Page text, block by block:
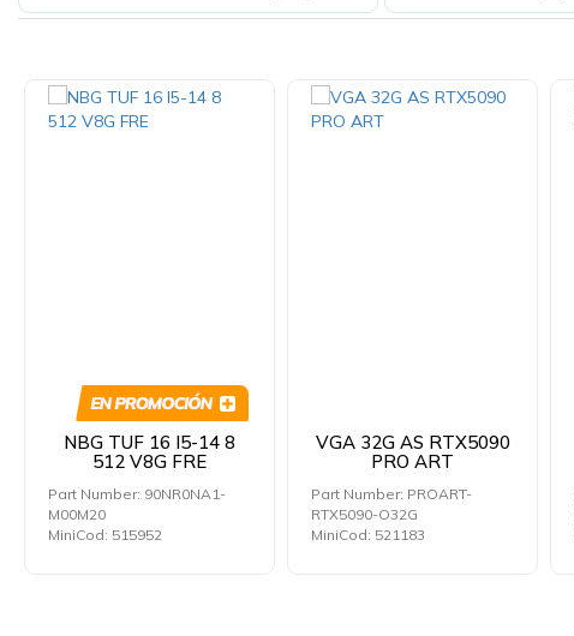
NBG TUF 16 I5-14 8
512 V8G FRE
Part Number: 90NR0NA1-
M00M20
MiniCod: 515952
VGA 32G AS RTX5090
PRO ART
Part Number: PROART-
RTX5090-O32G
MiniCod: 521183